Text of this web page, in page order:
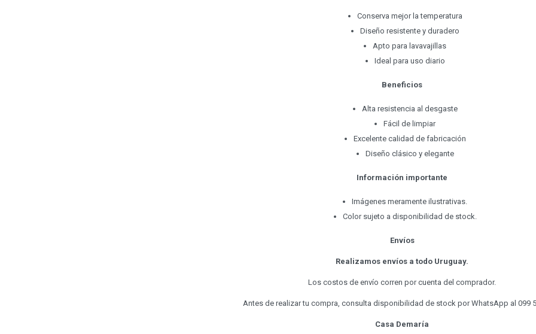
Conserva mejor la temperatura
Diseño resistente y duradero
Apto para lavavajillas
Ideal para uso diario
Beneficios
Alta resistencia al desgaste
Fácil de limpiar
Excelente calidad de fabricación
Diseño clásico y elegante
Información importante
Imágenes meramente ilustrativas.
Color sujeto a disponibilidad de stock.
Envíos
Realizamos envíos a todo Uruguay.
Los costos de envío corren por cuenta del comprador.
Antes de realizar tu compra, consulta disponibilidad de stock por WhatsApp al 099
Casa Demaría